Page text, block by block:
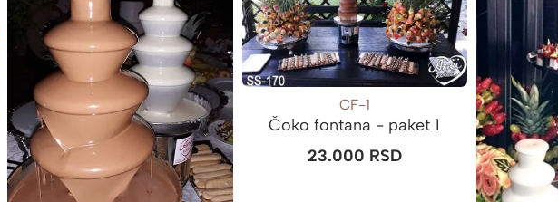
CF-1
Čoko fontana - paket 1
23.000 RSD